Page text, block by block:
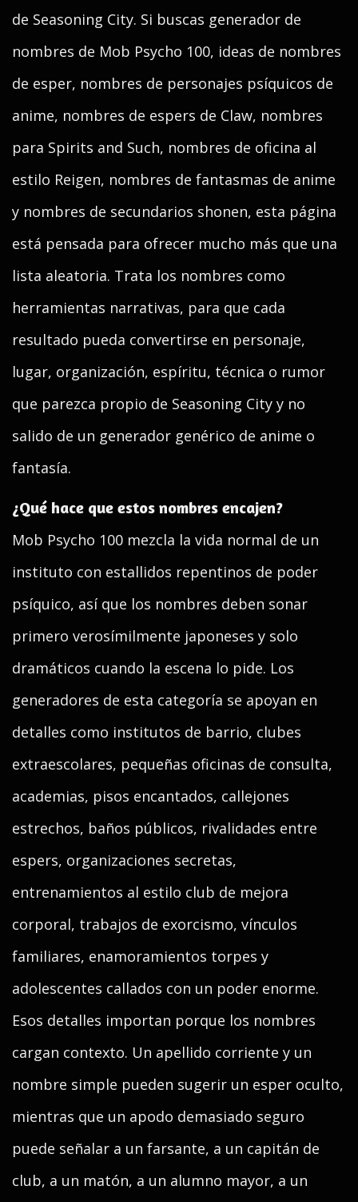
de Seasoning City. Si buscas generador de
nombres de Mob Psycho 100, ideas de nombres
de esper, nombres de personajes psíquicos de
anime, nombres de espers de Claw, nombres
para Spirits and Such, nombres de oficina al
estilo Reigen, nombres de fantasmas de anime
y nombres de secundarios shonen, esta página
está pensada para ofrecer mucho más que una
lista aleatoria. Trata los nombres como
herramientas narrativas, para que cada
resultado pueda convertirse en personaje,
lugar, organización, espíritu, técnica o rumor
que parezca propio de Seasoning City y no
salido de un generador genérico de anime o
fantasía.
¿Qué hace que estos nombres encajen?
Mob Psycho 100 mezcla la vida normal de un
instituto con estallidos repentinos de poder
psíquico, así que los nombres deben sonar
primero verosímilmente japoneses y solo
dramáticos cuando la escena lo pide. Los
generadores de esta categoría se apoyan en
detalles como institutos de barrio, clubes
extraescolares, pequeñas oficinas de consulta,
academias, pisos encantados, callejones
estrechos, baños públicos, rivalidades entre
espers, organizaciones secretas,
entrenamientos al estilo club de mejora
corporal, trabajos de exorcismo, vínculos
familiares, enamoramientos torpes y
adolescentes callados con un poder enorme.
Esos detalles importan porque los nombres
cargan contexto. Un apellido corriente y un
nombre simple pueden sugerir un esper oculto,
mientras que un apodo demasiado seguro
puede señalar a un farsante, a un capitán de
club, a un matón, a un alumno mayor, a un